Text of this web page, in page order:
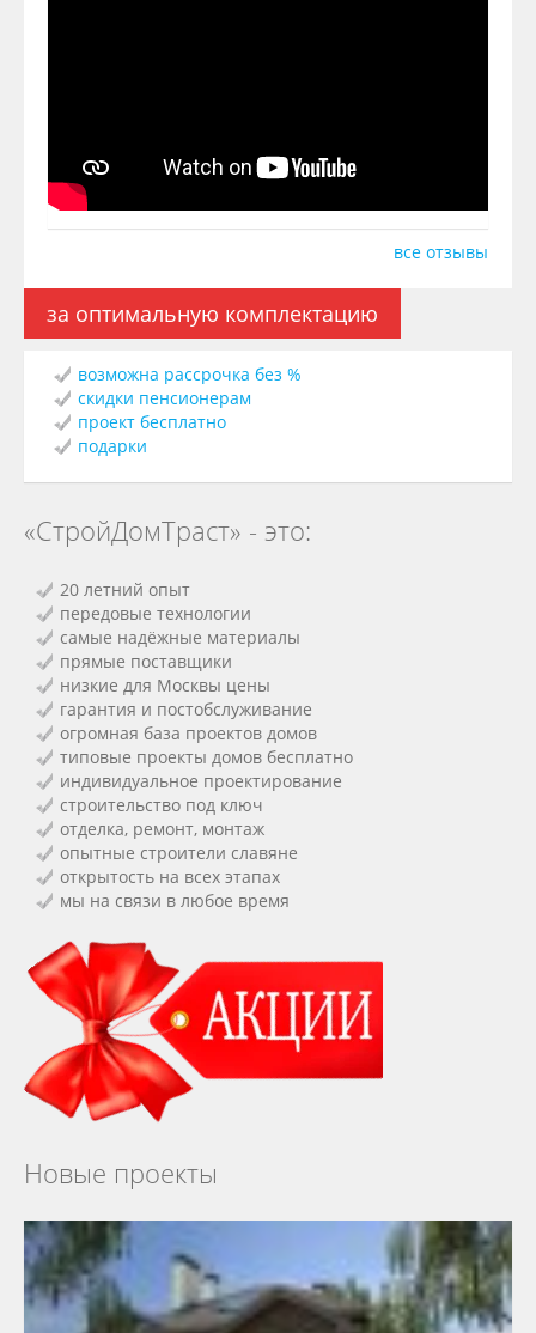
все отзывы
за оптимальную комплектацию
возможна рассрочка без %
скидки пенсионерам
проект бесплатно
подарки
«СтройДомТраст» - это:
20 летний опыт
передовые технологии
самые надёжные материалы
прямые поставщики
низкие для Москвы цены
гарантия и постобслуживание
огромная база проектов домов
типовые проекты домов бесплатно
индивидуальное проектирование
строительство под ключ
отделка, ремонт, монтаж
опытные строители славяне
открытость на всех этапах
мы на связи в любое время
Новые проекты